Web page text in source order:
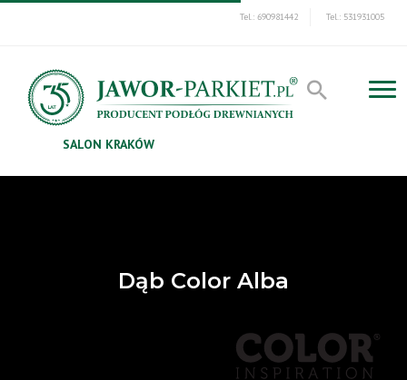
Tel.: 690981442 Tel.: 531931005
SALON KRAKÓW
Dąb Color Alba